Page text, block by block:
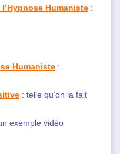
Humaniste :
Humaniste :
: telle qu’on la fait
exemple vidéo